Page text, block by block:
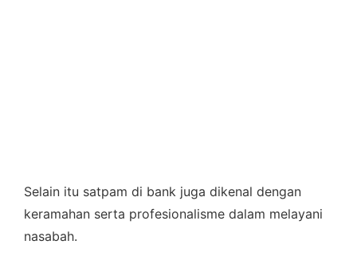
Selain itu satpam di bank juga dikenal dengan
keramahan serta profesionalisme dalam melayani
nasabah.